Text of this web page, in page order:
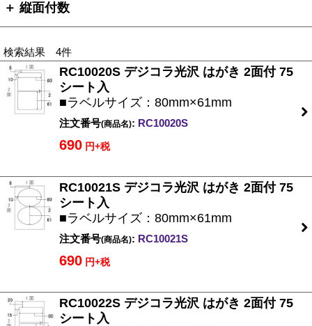
＋ 縦面付数
検索結果 4件
RC10020S デジコラ光沢 はがき 2面付 75
シート入
■ラベルサイズ：80mm×61mm
注文番号(商品名): RC10020S
690 円+税
RC10021S デジコラ光沢 はがき 2面付 75
シート入
■ラベルサイズ：80mm×61mm
注文番号(商品名): RC10021S
690 円+税
RC10022S デジコラ光沢 はがき 2面付 75
シート入